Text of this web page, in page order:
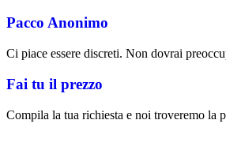
Pacco Anonimo
Ci piace essere discreti. Non dovrai
Fai tu il prezzo
Compila la tua richiesta e noi troveremo la